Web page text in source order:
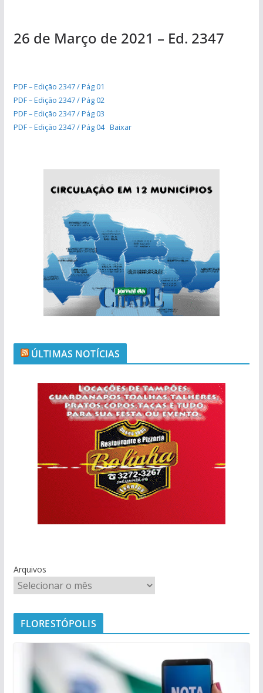
26 de Março de 2021 – Ed. 2347
PDF – Edição 2347 / Pág 01
PDF – Edição 2347 / Pág 02
PDF – Edição 2347 / Pág 03
PDF – Edição 2347 / Pág 04 Baixar
ÚLTIMAS NOTÍCIAS
Arquivos
FLORESTÓPOLIS